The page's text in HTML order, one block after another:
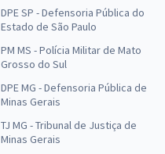
DPE SP - Defensoria Pública do
Estado de São Paulo
PM MS - Polícia Militar de Mato
Grosso do Sul
DPE MG - Defensoria Pública de
Minas Gerais
TJ MG - Tribunal de Justiça de
Minas Gerais